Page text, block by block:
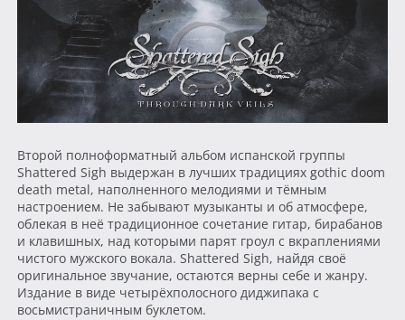
Второй полноформатный альбом испанской группы
Shattered Sigh выдержан в лучших традициях gothic doom
death metal, наполненного мелодиями и тёмным
настроением. Не забывают музыканты и об атмосфере,
облекая в неё традиционное сочетание гитар, бирабанов
и клавишных, над которыми парят гроул с вкраплениями
чистого мужского вокала. Shattered Sigh, найдя своё
оригинальное звучание, остаются верны себе и жанру.
Издание в виде четырёхполосного диджипака с
восьмистраничным буклетом.